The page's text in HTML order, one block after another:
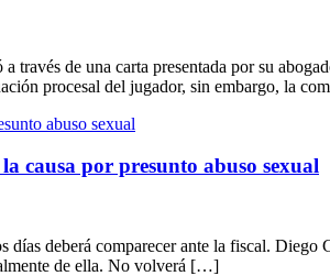
de una carta presentada por su
procesal del jugador, sin embargo, la
causa por presunto abuso sexual
deberá comparecer ante la fiscal.
de ella. No volverá […]